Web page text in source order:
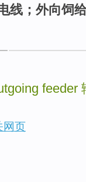
线；外向饲
feeder
网页